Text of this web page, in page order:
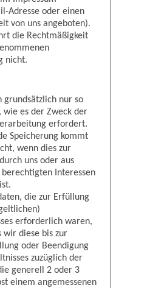
Adresse oder einen
von uns angeboten).
die Rechtmäßigkeit
nicht.
grundsätzlich nur so
wie es der Zweck der
erfordert.
Speicherung kommt
wenn dies zur
uns oder aus
berechtigten Interessen
die zur Erfüllung
erforderlich waren,
wir diese bis zur
oder Beendigung
zuzüglich der
generell 2 oder 3
einem angemessenen